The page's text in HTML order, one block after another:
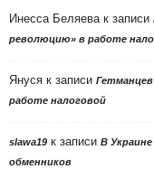
Инесса Беляевак записи
революцию» в работе
Януся к записи
работе налоговой
slawa19 к записи В
обменников